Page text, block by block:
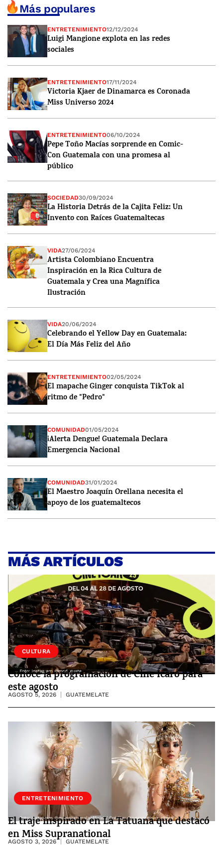
Más populares
ENTRETENIMIENTO12/12/2024
Luigi Mangione explota en las redes
sociales
ENTRETENIMIENTO17/11/2024
Victoria Kjaer de Dinamarca es Coronada
Miss Universo 2024
ENTRETENIMIENTO06/10/2024
Pepe Toño Macías sorprende en Comic-
Con Guatemala con una promesa al
público
SOCIEDAD30/09/2024
La Historia Detrás de la Cajita Feliz: Un
Invento con Raíces Guatemaltecas
VIDA27/06/2024
Artista Colombiano Encuentra
Inspiración en la Rica Cultura de
Guatemala y Crea una Magnífica
Ilustración
VIDA20/06/2024
Celebrando el Yellow Day en Guatemala:
El Día Más Feliz del Año
ENTRETENIMIENTO02/05/2024
El mapache Ginger conquista TikTok al
ritmo de "Pedro"
COMUNIDAD01/05/2024
¡Alerta Dengue! Guatemala Declara
Emergencia Nacional
COMUNIDAD31/01/2024
El Maestro Joaquín Orellana necesita el
apoyo de los guatemaltecos
MÁS ARTÍCULOS
CULTURA
Conoce la programación de Cine Ícaro para
este agosto
AGOSTO 5, 2026 GUATEMELATE
ENTRETENIMIENTO
El traje inspirado en La Tatuana que destacó
en Miss Supranational
AGOSTO 3, 2026 GUATEMELATE